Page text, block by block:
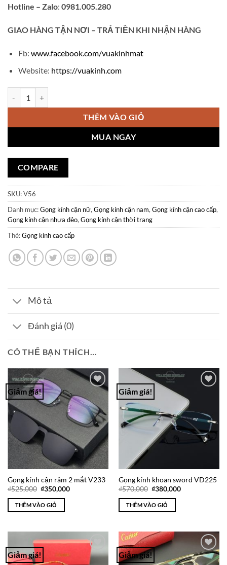
Hotline – Zalo: 0981.005.280
GIAO HÀNG TẬN NƠI – TRẢ TIỀN KHI NHẬN HÀNG
Fb: www.facebook.com/vuakinhmat
Website: https://vuakinh.com
THÊM VÀO GIỎ
MUA NGAY
COMPARE
SKU:V56
Danh mục:Gọng kính cận nữ, Gọng kính cận nam, Gọng kính cận cao cấp,
Gọng kính cận nhựa dẻo, Gọng kính cận thời trang
Thẻ:Gọng kính cao cấp
Mô tả
Đánh giá (0)
CÓ THỂ BẠN THÍCH…
Giảm giá!
Wishlist
Gọng kính cận râm 2 mắt V233
₫525,000 Giá
là:
₫525,000.
₫350,000Giá
THÊM VÀO GIỎ
Giảm giá!
Gọng kính khoan sword VD225
₫570,000 Giá
là:
₫570,000.
₫380,000Giá
THÊM VÀO GIỎ
Giảm giá!
Add to
Giảm giá!
Add to